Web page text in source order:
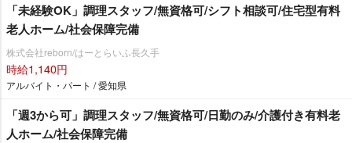
「未経験OK」調理スタッフ/無資格可/シフト相談可/住宅型有料
老人ホーム/社会保障完備
株式会社reborn/はーとらいふ長久手
時給1,140円
アルバイト・パート / 愛知県
「週3から可」調理スタッフ/無資格可/日勤のみ/介護付き有料老
人ホーム/社会保障完備